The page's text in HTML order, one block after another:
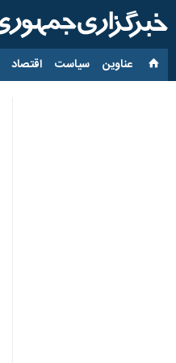
عناوین‌ سیاست اقتصاد